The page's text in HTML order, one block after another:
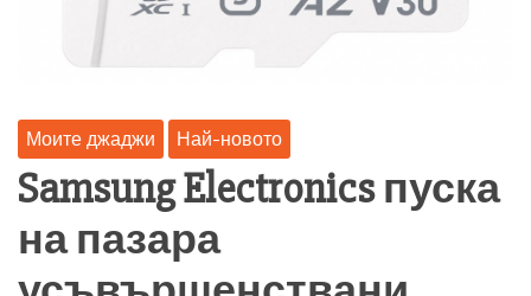
Моите джаджи Най-новото
Samsung Electronics пуска
на пазара